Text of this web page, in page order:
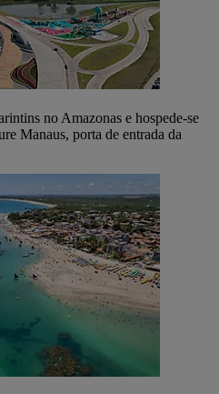
no Amazonas e hospede-se
Manaus, porta de entrada da